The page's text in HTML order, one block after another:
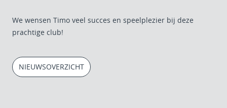
We wensen Timo veel succes en speelplezier bij deze
prachtige club!
NIEUWSOVERZICHT